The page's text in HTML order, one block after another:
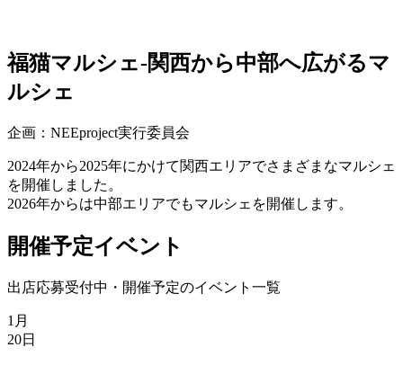
福猫マルシェ-関西から中部へ広がるマ
ルシェ
企画：NEEproject実行委員会
2024年から2025年にかけて関西エリアでさまざまなマルシェ
を開催しました。
2026年からは中部エリアでもマルシェを開催します。
開催予定イベント
出店応募受付中・開催予定のイベント一覧
1月
20日